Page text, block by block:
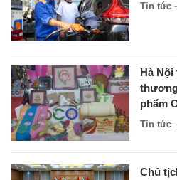
Tin tức
Hà
phẩm
Tin tức
Chủ